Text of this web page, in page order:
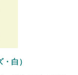
白）